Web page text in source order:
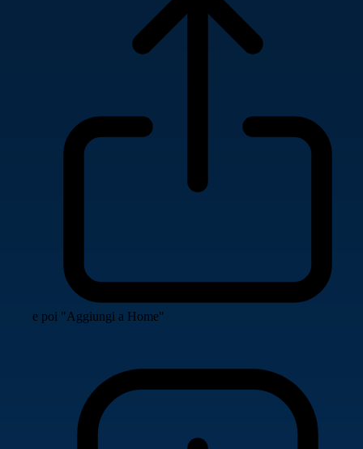
e poi "Aggiungi a Home"